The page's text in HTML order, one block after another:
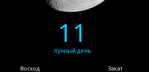
11
лунный день
Восход Закат